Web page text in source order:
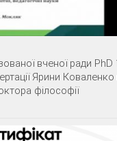
вченої ради
Ярини
філософії